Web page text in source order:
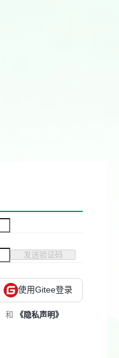
发送验证码
使用Gitee登录
和 《隐私声明》